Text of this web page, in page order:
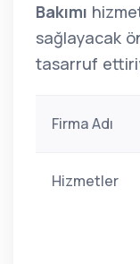
Bakımı
sağlayacak
tasarruf
Firma Adı
Hizmetler